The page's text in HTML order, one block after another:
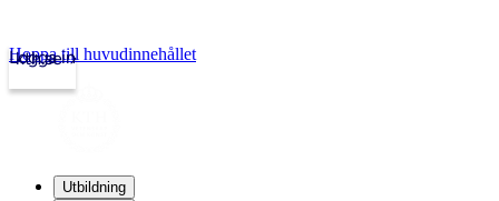
kth.se
Logga in
Hoppa till huvudinnehållet
Utbildning